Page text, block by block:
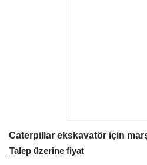
Caterpillar ekskavatör için
Talep üzerine fiyat